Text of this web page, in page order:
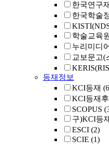
한국연구
한국학술
학술교육
누리미디
교보문고(
등재정보
KCI등재
KCI등재
SCOPUS
구)KCI등
ESCI (2)
SCIE (1)